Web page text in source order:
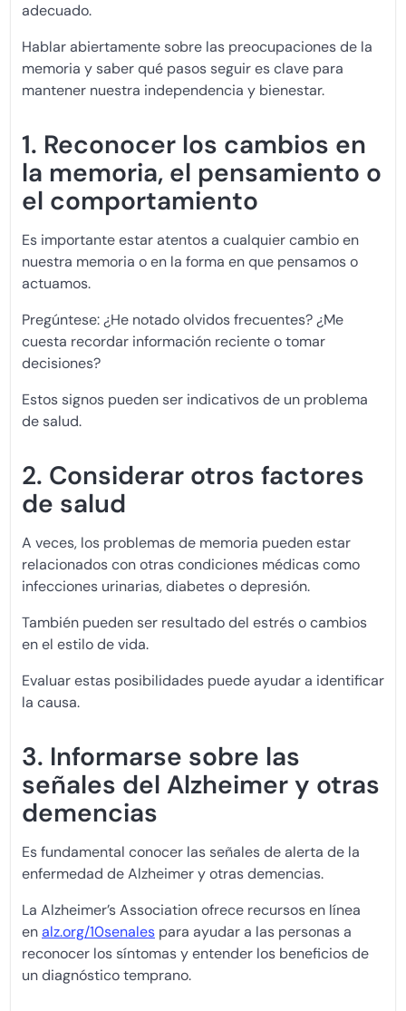
adecuado.
Hablar abiertamente sobre las preocupaciones de la
memoria y saber qué pasos seguir es clave para
mantener nuestra independencia y bienestar.
1. Reconocer los cambios en
la memoria, el pensamiento o
el comportamiento
Es importante estar atentos a cualquier cambio en
nuestra memoria o en la forma en que pensamos o
actuamos.
Pregúntese: ¿He notado olvidos frecuentes? ¿Me
cuesta recordar información reciente o tomar
decisiones?
Estos signos pueden ser indicativos de un problema
de salud.
2. Considerar otros factores
de salud
A veces, los problemas de memoria pueden estar
relacionados con otras condiciones médicas como
infecciones urinarias, diabetes o depresión.
También pueden ser resultado del estrés o cambios
en el estilo de vida.
Evaluar estas posibilidades puede ayudar a identificar
la causa.
3. Informarse sobre las
señales del Alzheimer y otras
demencias
Es fundamental conocer las señales de alerta de la
enfermedad de Alzheimer y otras demencias.
La Alzheimer’s Association ofrece recursos en línea
enalz.org/10senales para ayudar a las personas a
reconocer los síntomas y entender los beneficios de
un diagnóstico temprano.